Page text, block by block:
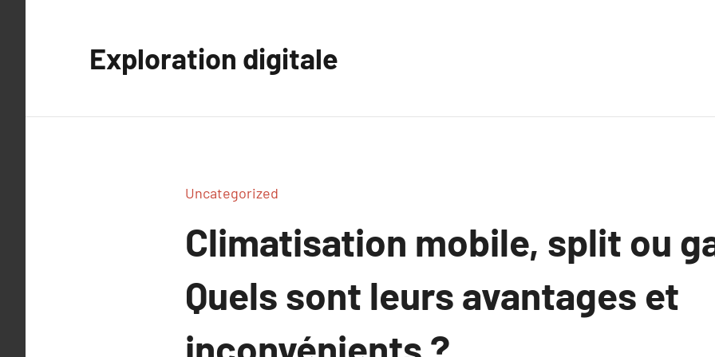
Exploration digitale
Uncategorized
Climatisation mobile, split ou
Quels sont leurs avantages et